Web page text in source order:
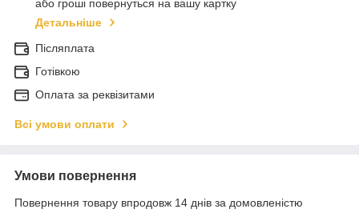
або гроші повернуться на вашу картку
Детальніше
Післяплата
Готівкою
Оплата за реквізитами
Всі умови оплати
Умови повернення
Повернення товару впродовж 14 днів за домовленістю